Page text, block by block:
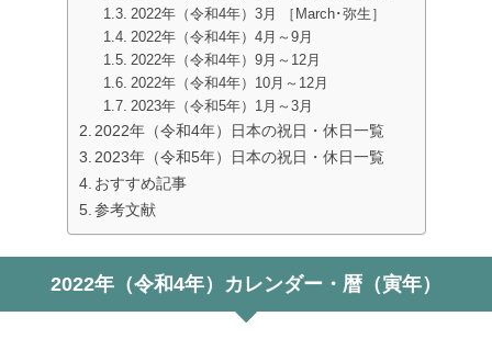
2022年（令和4年）3月 ［March･弥生］
2022年（令和4年）4月～9月
2022年（令和4年）9月～12月
2022年（令和4年）10月～12月
2023年（令和5年）1月～3月
2022年（令和4年）日本の祝日・休日一覧
2023年（令和5年）日本の祝日・休日一覧
おすすめ記事
参考文献
2022年（令和4年）カレンダー・暦（寅年）